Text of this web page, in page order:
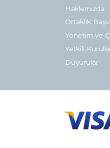
Hakkımızda
Ortaklık
Yönetim ve
Yetkili
Duyurular